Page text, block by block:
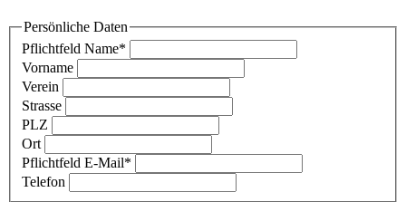
Persönliche Daten
Pflichtfeld Name*
Vorname
Verein
Strasse
PLZ
Ort
Pflichtfeld E-Mail*
Telefon